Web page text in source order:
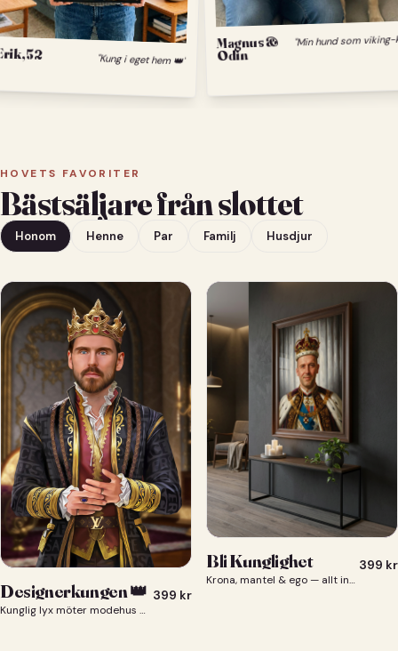
52 "Kung i eget hem 👑"
Magnus &
Odin
HOVETS FAVORITER
Bästsäljare från slottet
Honom Henne Par Familj Husdjur
Designerkungen 👑
Kunglig lyx möter modehus — du som designerkung 👑
399 kr
Bli Kunglighet
Krona, mantel & ego — allt ingår 👑
399 kr